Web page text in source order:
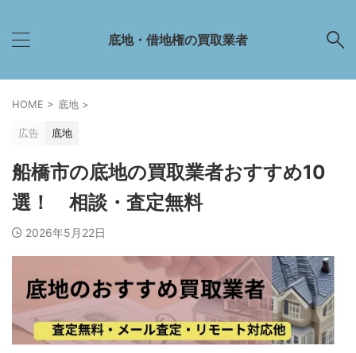
底地・借地権の買取業者
HOME > 底地 >
広告 底地
船橋市の底地の買取業者おすすめ10
選！ 相談・査定無料
2026年5月22日